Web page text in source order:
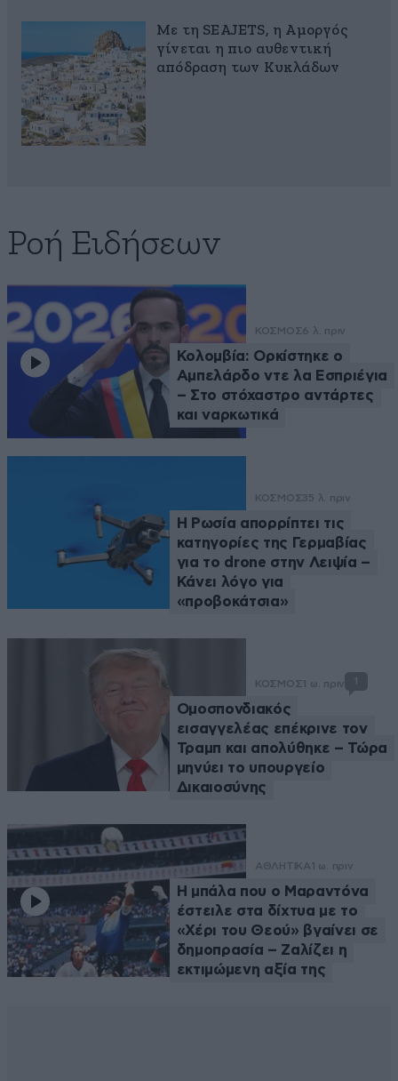
Με τη SEAJETS, η Αμοργός
γίνεται η πιο αυθεντική
απόδραση των Κυκλάδων
Ροή Ειδήσεων
ΚΟΣΜΟΣ6 λ. πριν
Κολομβία: Ορκίστηκε ο
Αμπελάρδο ντε λα Εσπριέγια
– Στο στόχαστρο αντάρτες
και ναρκωτικά
ΚΟΣΜΟΣ35 λ. πριν
Η Ρωσία απορρίπτει τις
κατηγορίες της Γερμαβίας
για το drone στην Λειψία –
Κάνει λόγο για
«προβοκάτσια»
ΚΟΣΜΟΣ 1 ω. πριν 1
Ομοσπονδιακός
εισαγγελέας επέκρινε τον
Τραμπ και απολύθηκε – Τώρα
μηνύει το υπουργείο
Δικαιοσύνης
ΑΘΛΗΤΙΚΑ 1 ω. πριν
Η μπάλα που ο Μαραντόνα
έστειλε στα δίχτυα με το
«Χέρι του Θεού» βγαίνει σε
δημοπρασία – Ζαλίζει η
εκτιμώμενη αξία της